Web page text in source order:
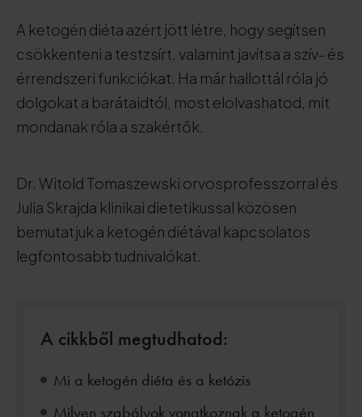
A ketogén diéta azért jött létre, hogy segítsen
csökkenteni a testzsírt, valamint javítsa a szív- és
érrendszeri funkciókat. Ha már hallottál róla jó
dolgokat a barátaidtól, most elolvashatod, mit
mondanak róla a szakértők.
Dr. Witold Tomaszewski orvosprofesszorral és
Julia Skrajda klinikai dietetikussal közösen
bemutatjuk a ketogén diétával kapcsolatos
legfontosabb tudnivalókat.
A cikkből megtudhatod:
Mi a ketogén diéta és a ketózis
Milyen szabályok vonatkoznak a ketogén